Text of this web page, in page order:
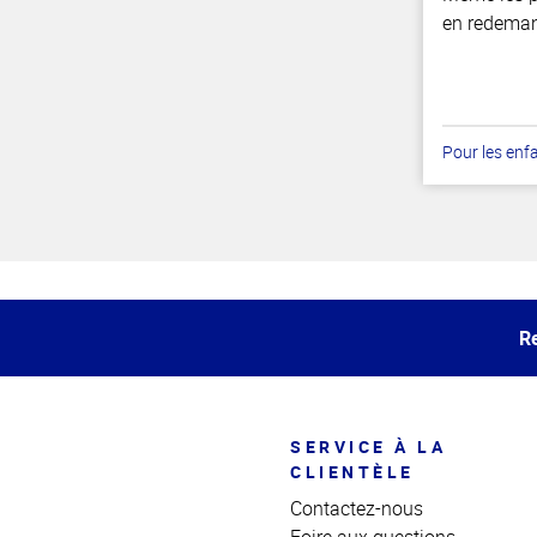
en
Pour les
de la
SERVICE À LA
CLIENTÈLE
Contactez-nous